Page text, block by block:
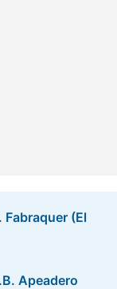
Fabraquer (El
Apeadero